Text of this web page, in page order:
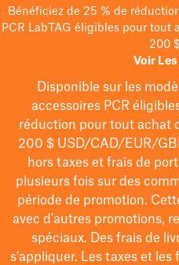
Bénéficiez de 25 % de
PCR LabTAG éligibles pour
200
Voir
Disponible sur les
accessoires PCR
réduction pour tout achat
200 $USD/CAD/EUR/
hors taxes et frais de port
plusieurs fois sur des
période de promotion.
avec d'autres promotions,
spéciaux. Des frais de
s'appliquer. Les taxes et les